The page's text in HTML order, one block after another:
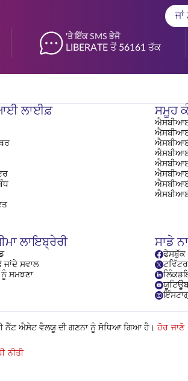
ਜਾਂ
'ਤੇ ਇੱਕ SMS ਭੇਜੋ
LIBERATE ਤੋਂ 56161 ਤੱਕ
ਲਾਈਫ਼ ਸਮੂਹ
ਲਾਇਬ੍ਰੇਰੀ
ਸਵਾਲ
ਨੂੰ ਸਮਝਣਾ
ਸਾਡੇ
ਫੇਸਬੁੱਕ
ਟਵਿੱਟਰ
ਨੈੱਟ ਐਸੇਟ ਵੈਲਯੂ ਦੀ ਗਣਨਾ ਨੂੰ ਸੋਧਿਆ ਗਿਆ ਹੈ।ਹੋਰ ਜਾਣੋ
ਨੀਤੀ